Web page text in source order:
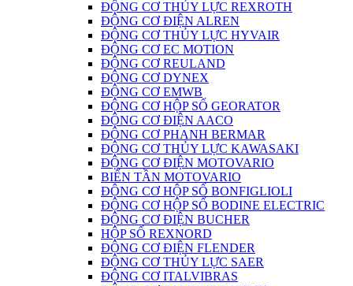
ĐỘNG CƠ THỦY LỰC REXROTH
ĐỘNG CƠ ĐIỆN ALREN
ĐỘNG CƠ THỦY LỰC HYVAIR
ĐỘNG CƠ EC MOTION
ĐỘNG CƠ REULAND
ĐỘNG CƠ DYNEX
ĐỘNG CƠ EMWB
ĐỘNG CƠ HỘP SỐ GEORATOR
ĐỘNG CƠ ĐIỆN AACO
ĐỘNG CƠ PHANH BERMAR
ĐỘNG CƠ THỦY LỰC KAWASAKI
ĐỘNG CƠ ĐIỆN MOTOVARIO
BIẾN TẦN MOTOVARIO
ĐỘNG CƠ HỘP SỐ BONFIGLIOLI
ĐỘNG CƠ HỘP SỐ BODINE ELECTRIC
ĐỘNG CƠ ĐIỆN BUCHER
HỘP SỐ REXNORD
ĐỘNG CƠ ĐIỆN FLENDER
ĐỘNG CƠ THỦY LỰC SAER
ĐỘNG CƠ ITALVIBRAS